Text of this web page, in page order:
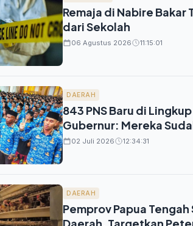
Remaja di Nabire Bakar
dari Sekolah
06 Agustus 2026 11:15:01
DAERAH
843 PNS Baru di
Gubernur: Mereka
02 Juli 2026 12:34:31
DAERAH
Pemprov Papua